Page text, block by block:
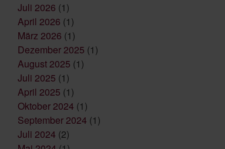
Juli 2026 (1)
April 2026 (1)
März 2026 (1)
Dezember 2025 (1)
August 2025 (1)
Juli 2025 (1)
April 2025 (1)
Oktober 2024 (1)
September 2024 (1)
Juli 2024 (2)